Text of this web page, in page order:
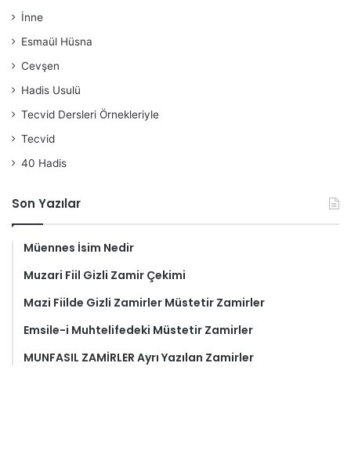
İnne
Esmaül Hüsna
Cevşen
Hadis Usulü
Tecvid Dersleri Örnekleriyle
Tecvid
40 Hadis
Son Yazılar
Müennes İsim Nedir
Muzari Fiil Gizli Zamir Çekimi
Mazi Fiilde Gizli Zamirler Müstetir Zamirler
Emsile-i Muhtelifedeki Müstetir Zamirler
MUNFASIL ZAMİRLER Ayrı Yazılan Zamirler